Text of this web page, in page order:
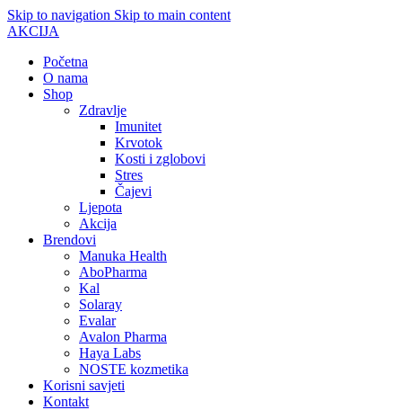
Skip to navigation Skip to main content
AKCIJA
Početna
O nama
Shop
Zdravlje
Imunitet
Krvotok
Kosti i zglobovi
Stres
Čajevi
Ljepota
Akcija
Brendovi
Manuka Health
AboPharma
Kal
Solaray
Evalar
Avalon Pharma
Haya Labs
NOSTE kozmetika
Korisni savjeti
Kontakt